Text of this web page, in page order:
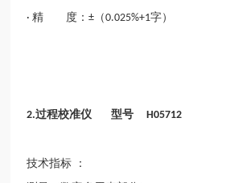
·精 度：± （0.025%+1字）
2.过程校准仪 型号H05712
技术指标
：